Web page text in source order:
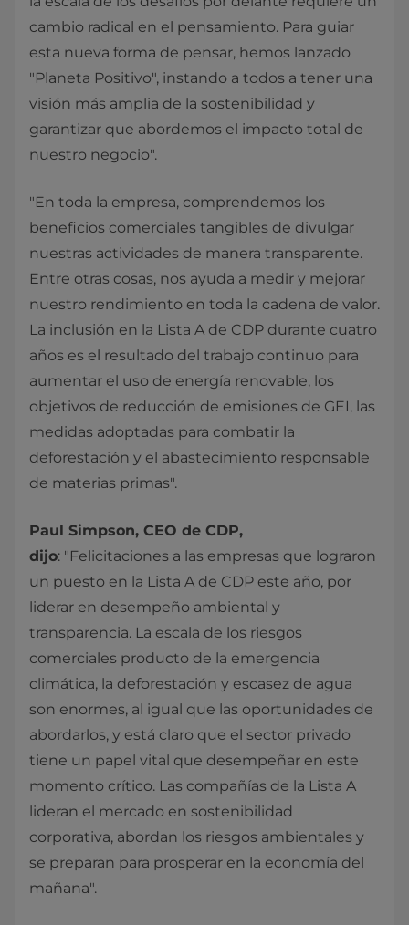
cambio radical en el pensamiento. Para guiar
esta nueva forma de pensar, hemos lanzado
"Planeta Positivo", instando a todos a tener una
visión más amplia de la sostenibilidad y
garantizar que abordemos el impacto total de
nuestro negocio".
"En toda la empresa, comprendemos los
beneficios comerciales tangibles de divulgar
nuestras actividades de manera transparente.
Entre otras cosas, nos ayuda a medir y mejorar
nuestro rendimiento en toda la cadena de valor.
La inclusión en la Lista A de CDP durante cuatro
años es el resultado del trabajo continuo para
aumentar el uso de energía renovable, los
objetivos de reducción de emisiones de GEI, las
medidas adoptadas para combatir la
deforestación y el abastecimiento responsable
de materias primas".
Paul Simpson, CEO de CDP,
dijo: "Felicitaciones a las empresas que lograron
un puesto en la Lista A de CDP este año, por
liderar en desempeño ambiental y
transparencia. La escala de los riesgos
comerciales producto de la emergencia
climática, la deforestación y escasez de agua
son enormes, al igual que las oportunidades de
abordarlos, y está claro que el sector privado
tiene un papel vital que desempeñar en este
momento crítico. Las compañías de la Lista A
lideran el mercado en sostenibilidad
corporativa, abordan los riesgos ambientales y
se preparan para prosperar en la economía del
mañana".